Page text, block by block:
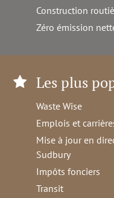
Construction
Zéro émission
Les plus
Waste Wise
Emplois et
Mise à jour en
Sudbury
Impôts fonciers
Transit